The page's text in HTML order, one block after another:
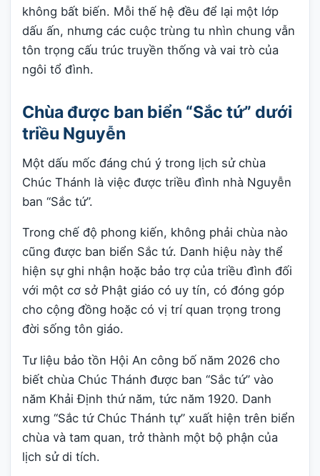
không bất biến. Mỗi thế hệ đều để lại một lớp
dấu ấn, nhưng các cuộc trùng tu nhìn chung vẫn
tôn trọng cấu trúc truyền thống và vai trò của
ngôi tổ đình.
Chùa được ban biển “Sắc tứ” dưới
triều Nguyễn
Một dấu mốc đáng chú ý trong lịch sử chùa
Chúc Thánh là việc được triều đình nhà Nguyễn
ban “Sắc tứ”.
Trong chế độ phong kiến, không phải chùa nào
cũng được ban biển Sắc tứ. Danh hiệu này thể
hiện sự ghi nhận hoặc bảo trợ của triều đình đối
với một cơ sở Phật giáo có uy tín, có đóng góp
cho cộng đồng hoặc có vị trí quan trọng trong
đời sống tôn giáo.
Tư liệu bảo tồn Hội An công bố năm 2026 cho
biết chùa Chúc Thánh được ban “Sắc tứ” vào
năm Khải Định thứ năm, tức năm 1920. Danh
xưng “Sắc tứ Chúc Thánh tự” xuất hiện trên biển
chùa và tam quan, trở thành một bộ phận của
lịch sử di tích.